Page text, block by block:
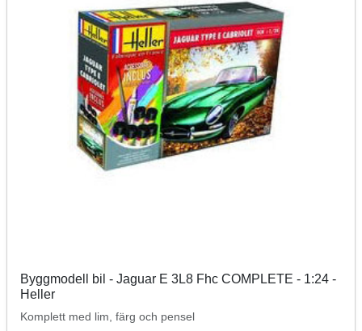
Byggmodell bil - Jaguar E 3L8 Fhc COMPLETE - 1:24 -
Heller
Komplett med lim, färg och pensel